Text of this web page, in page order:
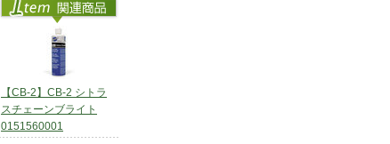
【CB-2】CB-2 シトラ
スチェーンブライト
0151560001